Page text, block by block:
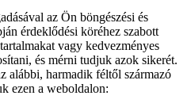
az Ön böngészési és
érdeklődési köréhez szabott
vagy kedvezményes
és mérni tudjuk azok sikerét.
alábbi, harmadik féltől származó
ezen a weboldalon: